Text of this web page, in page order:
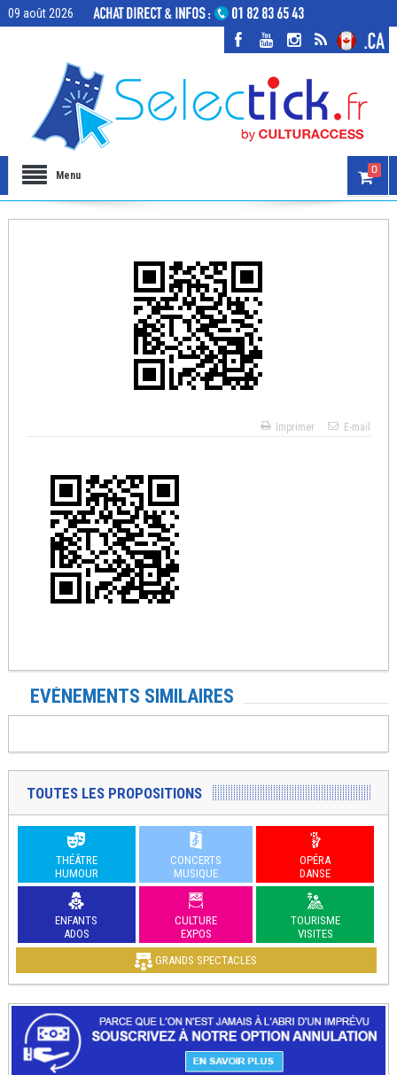
09 août 2026
Menu 0
Imprimer E-mail
EVÉNEMENTS SIMILAIRES
TOUTES LES PROPOSITIONS
THÉÂTRE
HUMOUR
CONCERTS
MUSIQUE
OPÉRA
DANSE
ENFANTS
ADOS
CULTURE
EXPOS
TOURISME
VISITES
GRANDS SPECTACLES